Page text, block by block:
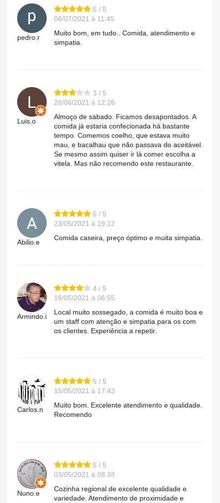
pedro.r
5 / 5
06/07/2021 à 11:45
Muito bom, em tudo.. Comida, atendimento e
simpatia.
Luis.o
3 / 5
26/06/2021 à 12:26
Almoço de sábado. Ficamos desapontados. A
comida já estaria confecionada há bastante
tempo. Comemos coelho, que estava muito
mau, e bacalhau que não passava do aceitável.
Se mesmo assim quiser ir lá comer escolha a
vitela. Mas não recomendo este restaurante.
Abilio.e
5 / 5
23/05/2021 à 19:12
Comida caseira, preço óptimo e muita simpatia.
Armindo.i
4 / 5
16/05/2021 à 06:55
Local muito sossegado, a comida é muito boa e
um staff com atenção e simpatia para os com
os clientes. Experiência a repetir.
Carlos.n
5 / 5
15/05/2021 à 17:43
Muito bom. Excelente atendimento e qualidade.
Recomendo
Nuno.e
5 / 5
03/05/2021 à 08:38
Cozinha regional de excelente qualidade e
variedade. Atendimento de proximidade e